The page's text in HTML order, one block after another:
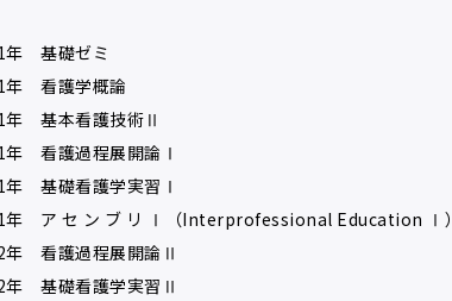
年 基礎ゼミ
年 看護学概論
年 基本看護技術Ⅱ
年 看護過程展開論Ⅰ
年 基礎看護学実習Ⅰ
年 ア セ ン ブ リ Ⅰ（Interprofessional Education Ⅰ）
年 看護過程展開論Ⅱ
年 基礎看護学実習Ⅱ